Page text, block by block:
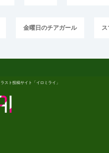
金曜日のチアガール
スト投稿サイト「イロミライ」